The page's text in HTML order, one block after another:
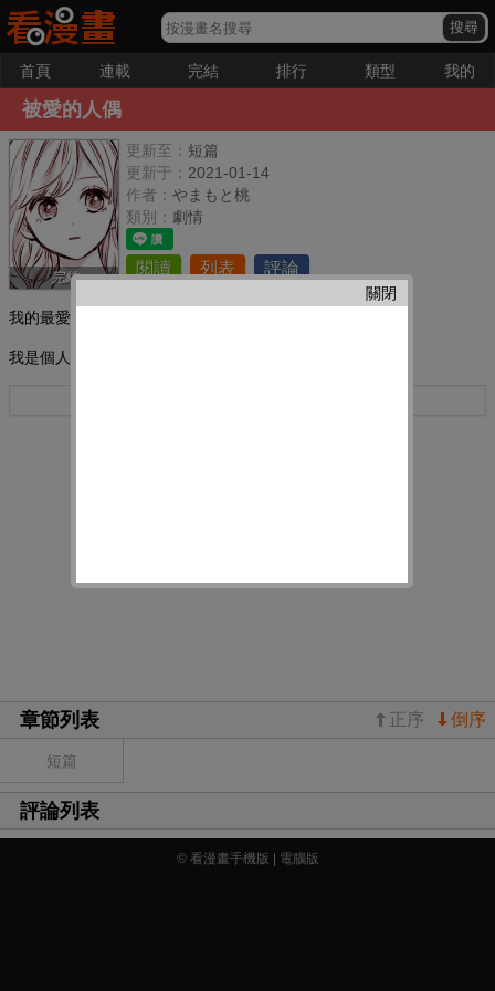
首頁 連載 完結 排行 類型 我的
被愛的人偶
完結
更新至： 短篇
更新于： 2021-01-14
作者： やまもと桃
類別： 劇情
閱讀 列表 評論
我的最愛：
我是個人偶,想要再次感受主人的溫暖
章節列表 倒序
正序
短篇
評論列表
關閉
© 看漫畫手機版 | 電腦版